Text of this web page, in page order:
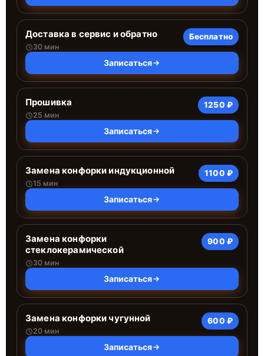
Доставка в сервис и обратно
30 мин
Бесплатно
Записаться
Прошивка
25 мин
1250 ₽
Записаться
Замена конфорки индукционной
15 мин
1100 ₽
Записаться
Замена конфорки
стеклокерамической
30 мин
900 ₽
Записаться
Замена конфорки чугунной
20 мин
600 ₽
Записаться